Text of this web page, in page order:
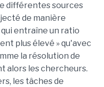
différentes sources
de manière
entraîne un ratio
plus élevé » qu'avec
la résolution de
alors les chercheurs.
les tâches de